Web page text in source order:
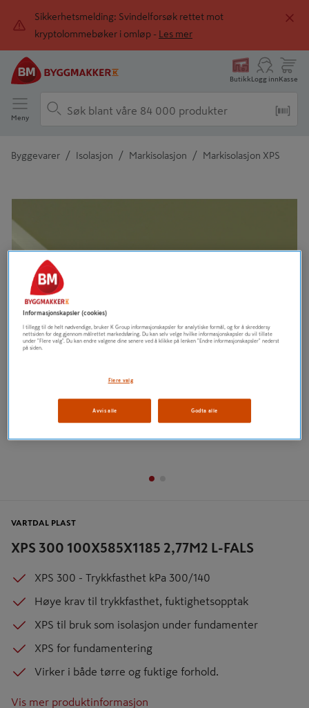
Sikkerhetsmelding: Svindelforsøk rettet mot
kryptolommebøker i omløp -
Les mer
ButikkLogg innKasse
Meny
Byggevarer / Isolasjon / Markisolasjon / Markisolasjon XPS
Tidligere
XPS 300 100X585X1185 2,77M2 L-FALS
VARTDAL PLAST
XPS 300 - Trykkfasthet kPa 300/140
Høye krav til trykkfasthet, fuktighetsopptak
XPS til bruk som isolasjon under fundamenter
XPS for fundamentering
Virker i både tørre og fuktige forhold.
Vis mer produktinformasjon
Informasjonskapsler (cookies)
I tillegg til de helt nødvendige, bruker K Group informasjonskapsler for analytiske formål, og for å skreddersy
nettsiden for deg gjennom målrettet markedsføring. Du kan selv velge hvilke informasjonskapsler du vil tillate
under "Flere valg". Du kan endre valgene dine senere ved å klikke på lenken "Endre informasjonskapsler" nederst
på siden.
Flere valg
Avvis alle Godta alle